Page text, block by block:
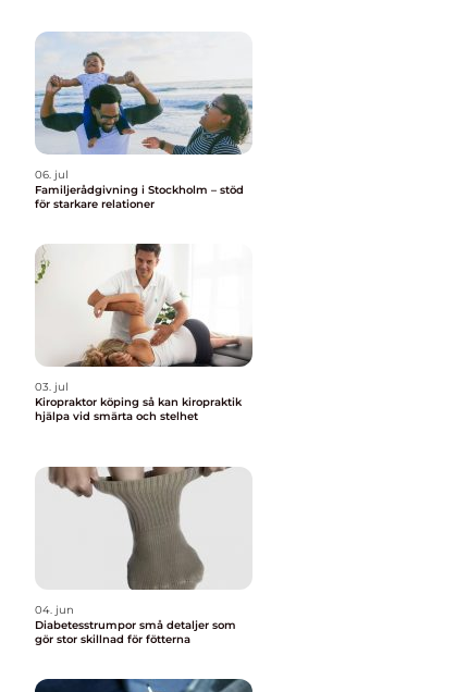
06. jul
Familjerådgivning i Stockholm – stöd
för starkare relationer
03. jul
Kiropraktor köping så kan kiropraktik
hjälpa vid smärta och stelhet
04. jun
Diabetesstrumpor små detaljer som
gör stor skillnad för fötterna